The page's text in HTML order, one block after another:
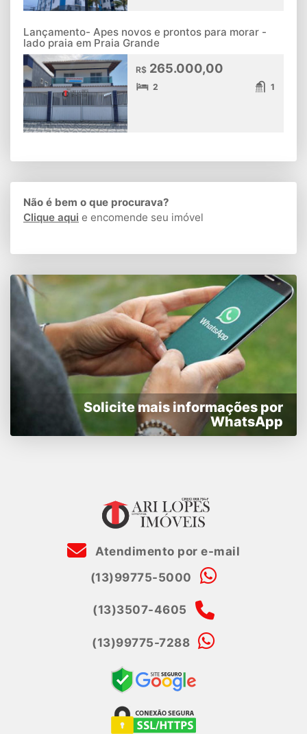
Lançamento- Apes novos e prontos para morar -
lado praia em Praia Grande
R$ 265.000,00
2 1
Não é bem o que procurava?
Clique aqui e encomende seu imóvel
Solicite mais informações por
WhatsApp
Atendimento por e-mail
(13)99775-5000
(13)3507-4605
(13)99775-7288